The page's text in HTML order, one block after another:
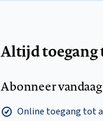
Altijd toegang
Abonneer
Online toegang tot